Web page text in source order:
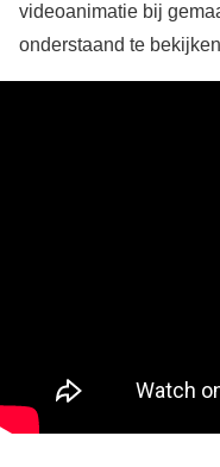
videoanimatie bij
onderstaand te